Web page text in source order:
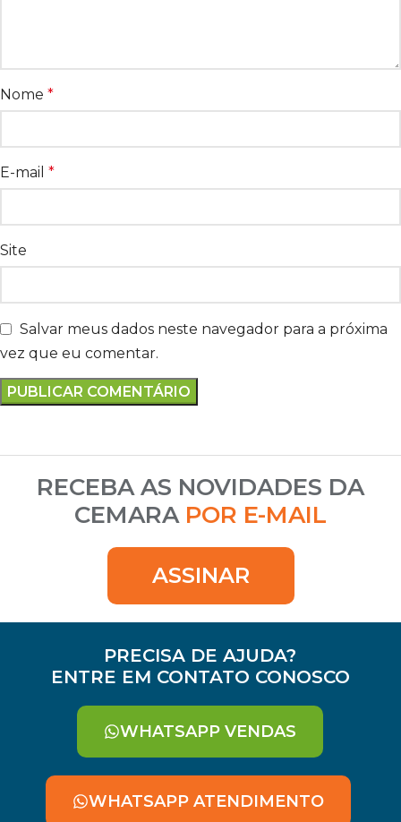
Nome *
E-mail *
Site
Salvar meus dados neste navegador para a próxima
vez que eu comentar.
RECEBA AS NOVIDADES DA
CEMARA POR E-MAIL
ASSINAR
PRECISA DE AJUDA?
ENTRE EM CONTATO CONOSCO
WHATSAPP VENDAS
WHATSAPP ATENDIMENTO